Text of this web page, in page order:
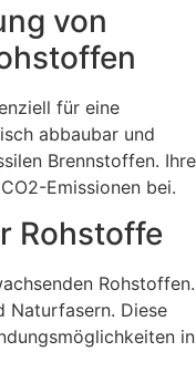
von
für eine
abbaubar und
Brennstoffen. Ihre
Emissionen bei.
Rohstoffe
Rohstoffen.
Naturfasern. Diese
in